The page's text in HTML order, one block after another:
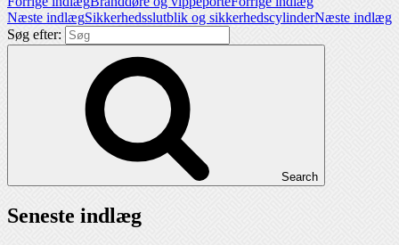
Næste indlægSikkerhedsslutblik og sikkerhedscylinderNæste indlæg
Søg efter:
Search
Seneste indlæg